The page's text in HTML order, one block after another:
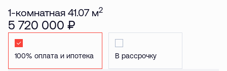
1-комнатная 41.07 м2
5 720 000 ₽
Стандартная Стандартная